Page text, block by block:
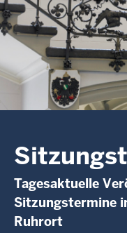
Tagesaktuelle
Sitzungstermine
Ruhrort